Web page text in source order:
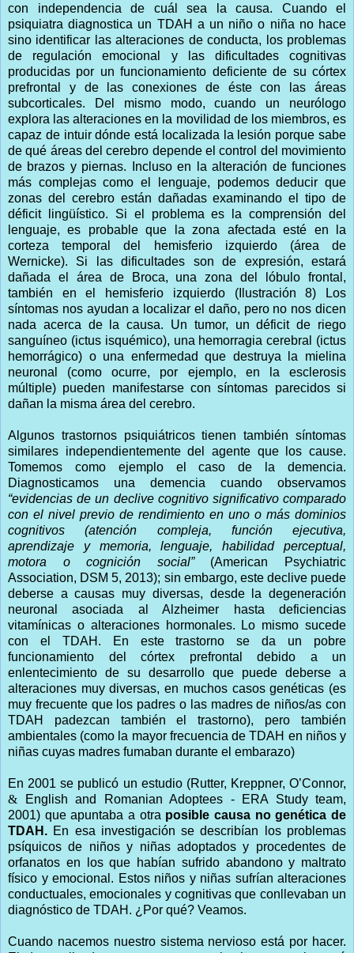
con independencia de cuál sea la causa. Cuando el
psiquiatra diagnostica un TDAH a un niño o niña no hace
sino identificar las alteraciones de conducta, los problemas
de regulación emocional y las dificultades cognitivas
producidas por un funcionamiento deficiente de su córtex
prefrontal y de las conexiones de éste con las áreas
subcorticales. Del mismo modo, cuando un neurólogo
explora las alteraciones en la movilidad de los miembros, es
capaz de intuir dónde está localizada la lesión porque sabe
de qué áreas del cerebro depende el control del movimiento
de brazos y piernas. Incluso en la alteración de funciones
más complejas como el lenguaje, podemos deducir que
zonas del cerebro están dañadas examinando el tipo de
déficit lingüístico. Si el problema es la comprensión del
lenguaje, es probable que la zona afectada esté en la
corteza temporal del hemisferio izquierdo (área de
Wernicke). Si las dificultades son de expresión, estará
dañada el área de Broca, una zona del lóbulo frontal,
también en el hemisferio izquierdo (Ilustración 8) Los
síntomas nos ayudan a localizar el daño, pero no nos dicen
nada acerca de la causa. Un tumor, un déficit de riego
sanguíneo (ictus isquémico), una hemorragia cerebral (ictus
hemorrágico) o una enfermedad que destruya la mielina
neuronal (como ocurre, por ejemplo, en la esclerosis
múltiple) pueden manifestarse con síntomas parecidos si
dañan la misma área del cerebro.
Algunos trastornos psiquiátricos tienen también síntomas
similares independientemente del agente que los cause.
Tomemos como ejemplo el caso de la demencia.
Diagnosticamos una demencia cuando observamos
“evidencias de un declive cognitivo significativo comparado
con el nivel previo de rendimiento en uno o más dominios
cognitivos (atención compleja, función ejecutiva,
aprendizaje y memoria, lenguaje, habilidad perceptual,
motora o cognición social”(American Psychiatric
Association, DSM 5, 2013); sin embargo, este declive puede
deberse a causas muy diversas, desde la degeneración
neuronal asociada al Alzheimer hasta deficiencias
vitamínicas o alteraciones hormonales. Lo mismo sucede
con el TDAH. En este trastorno se da un pobre
funcionamiento del córtex prefrontal debido a un
enlentecimiento de su desarrollo que puede deberse a
alteraciones muy diversas, en muchos casos genéticas (es
muy frecuente que los padres o las madres de niños/as con
TDAH padezcan también el trastorno), pero también
ambientales (como la mayor frecuencia de TDAH en niños y
niñas cuyas madres fumaban durante el embarazo)
En 2001 se publicó un estudio (Rutter, Kreppner, O’Connor,
& English and Romanian Adoptees - ERA Study team,
2001) que apuntaba a otra posible causa no genética de
TDAH. En esa investigación se describían los problemas
psíquicos de niños y niñas adoptados y procedentes de
orfanatos en los que habían sufrido abandono y maltrato
físico y emocional. Estos niños y niñas sufrían alteraciones
conductuales, emocionales y cognitivas que conllevaban un
diagnóstico de TDAH. ¿Por qué? Veamos.
Cuando nacemos nuestro sistema nervioso está por hacer.